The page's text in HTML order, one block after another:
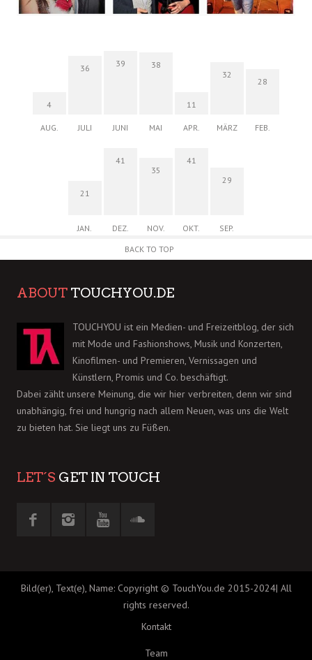
4
AUG.
36
JULI
39
JUNI
38
MAI
11
APR.
32
MÄRZ
28
FEB.
21
JAN.
41
DEZ.
35
NOV.
41
OKT.
29
SEP.
BACK TO TOP
ABOUT TOUCHYOU.DE
TOUCHYOU ist ein Medien- und Freizeitblog, der sich
mit Mode und Fashionshows, Musik und Konzerten,
Kinofilmen- und Premieren, Vernissagen und
Künstlern, Promis und Co. beschäftigt.
Dabei zählt unsere Meinung, die wir hier verbreiten, denn wir sind
unabhängig, frei und hungrig nach allem Neuen, was uns die Welt
zu bieten hat. Sie liegt uns zu Füßen.
LET´S GET IN TOUCH
Bild(er), Text(e), Name: Copyright © TouchYou.de 2015-2024| All
rights reserved.
Kontakt
Team